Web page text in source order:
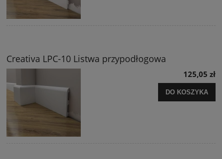
Creativa LPC-10 Listwa przypodłogowa
125,05 zł
DO KOSZYKA